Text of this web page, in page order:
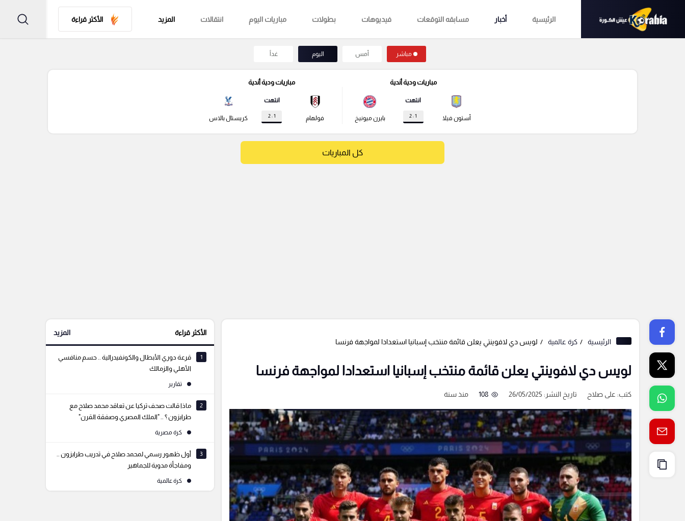
الرئيسية أخبار مسابقه التوقعات فيديوهات بطولات مباريات اليوم انتقالات المزيد الأكثر قراءة
مباشر أمس اليوم غداً
مباريات ودية أندية
أستون فيلا
انتهت
1 : 2 بايرن ميونيخ
مباريات ودية أندية
فولهام
انتهت
1 : 2 كريستال بالاس
كل المباريات
الرئيسية كرة عالمية لويس دي لافوينتي يعلن قائمة منتخب إسبانيا استعدادا لمواجهة فرنسا
لويس دي لافوينتي يعلن قائمة منتخب إسبانيا استعدادا لمواجهة فرنسا
كتب: على صلاح تاريخ النشر: 26/05/2025 108 منذ سنة
الأكثر قراءة المزيد
1
قرعة دوري الأبطال والكونفيدرالية .. حسم منافسي
الأهلي والزمالك
تقارير
2
ماذا قالت صحف تركيا عن تعاقد محمد صلاح مع
طرابزون ؟ .. "الملك المصري وصفقة القرن"
كرة مصرية
3
أول ظهور رسمي لمحمد صلاح في تدريب طرابزون ..
ومفاجأة مدوية للجماهير
كرة عالمية